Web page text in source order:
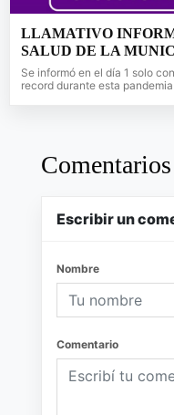
LLAMATIVO
SALUD DE LA
Se informó en el día 1 solo
record durante esta
Comentarios
Escribir un
Nombre
Comentario